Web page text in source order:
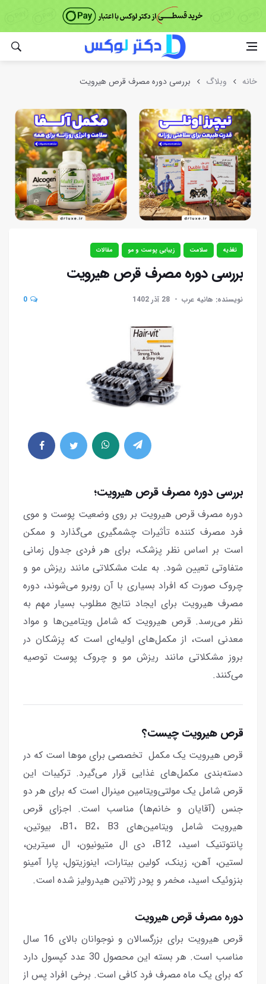
خانه وبلاگ بررسی دوره مصرف قرص هیرویت
تغذیه سلامت زیبایی پوست و مو مقالات
بررسی دوره مصرف قرص هیرویت
نویسنده: هانیه عرب 28 آذر 1402 0
بررسی دوره مصرف قرص هیرویت؛
دوره مصرف قرص هیرویت بر روی وضعیت پوست و موی
فرد مصرف کننده تأثیرات چشمگیری می‌گذارد و ممکن
است بر اساس نظر پزشک، برای هر فردی جدول زمانی
متفاوتی تعیین شود. به علت مشکلاتی مانند ریزش مو و
چروک صورت که افراد بسیاری با آن روبرو می‌شوند، دوره
مصرف هیرویت برای ایجاد نتایج مطلوب بسیار مهم به
نظر می‌رسد. قرص هیرویت که شامل ویتامین‌ها و مواد
معدنی است، از مکمل‌های اولیه‌ای است که پزشکان در
بروز مشکلاتی مانند ریزش مو و چروک پوست توصیه
می‌کنند.
قرص هیرویت چیست؟
قرص هیرویت یک مکمل تخصصی برای موها است که در
دسته‌بندی مکمل‌های غذایی قرار می‌گیرد. ترکیبات این
قرص شامل یک مولتی‌ویتامین مینرال است که برای هر دو
جنس (آقایان و خانم‌ها) مناسب است. اجزای قرص
هیرویت شامل ویتامین‌های B1، B2، B3، بیوتین،
پانتوتنیک اسید، B12، دی ال متیونیون، ال سیترین،
لستین، آهن، زینک، کولین بیتارات، اینوزیتول، پارا آمینو
بنزوئیک اسید، مخمر و پودر ژلاتین هیدرولیز شده است.
دوره مصرف قرص هیرویت
قرص هیرویت برای بزرگسالان و نوجوانان بالای 16 سال
مناسب است. هر بسته این محصول 30 عدد کپسول دارد
که برای یک ماه مصرف فرد کافی است. برخی افراد پس از